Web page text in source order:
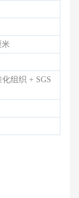
米
组织 + SGS